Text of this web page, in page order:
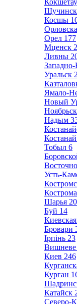
Кокшетау
Щучинск
Косшы
Орел 177
Мценск
Ливны
Западно-
Уральск
Ямало-
Новый
Ноябрьск
Надым
Костанай
Тобыл 6
Усть-
Кострома
Шарья 20
Буй 14
Бровари
Ірпінь 23
Вишневе
Киев 246
Курган
Катайск
Северо-